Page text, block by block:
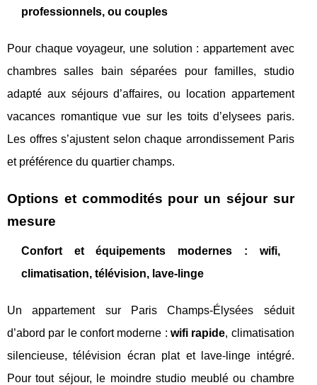
professionnels, ou couples
Pour chaque voyageur, une solution : appartement avec
chambres salles bain séparées pour familles, studio
adapté aux séjours d’affaires, ou location appartement
vacances romantique vue sur les toits d’elysees paris.
Les offres s’ajustent selon chaque arrondissement Paris
et préférence du quartier champs.
Options et commodités pour un séjour sur
mesure
Confort et équipements modernes : wifi,
climatisation, télévision, lave-linge
Un appartement sur Paris Champs-Élysées séduit
d’abord par le confort moderne : wifi rapide, climatisation
silencieuse, télévision écran plat et lave-linge intégré.
Pour tout séjour, le moindre studio meublé ou chambre